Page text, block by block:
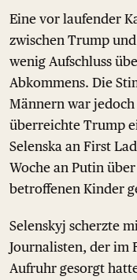
Eine vor laufender
zwischen Trump
wenig Aufschluss
Abkommens. Die
Männern war
überreichte Trump
Selenska an First
Woche an Putin
betroffenen Kinder
Selenskyj scherzte
Journalisten, der im
Aufruhr gesorgt